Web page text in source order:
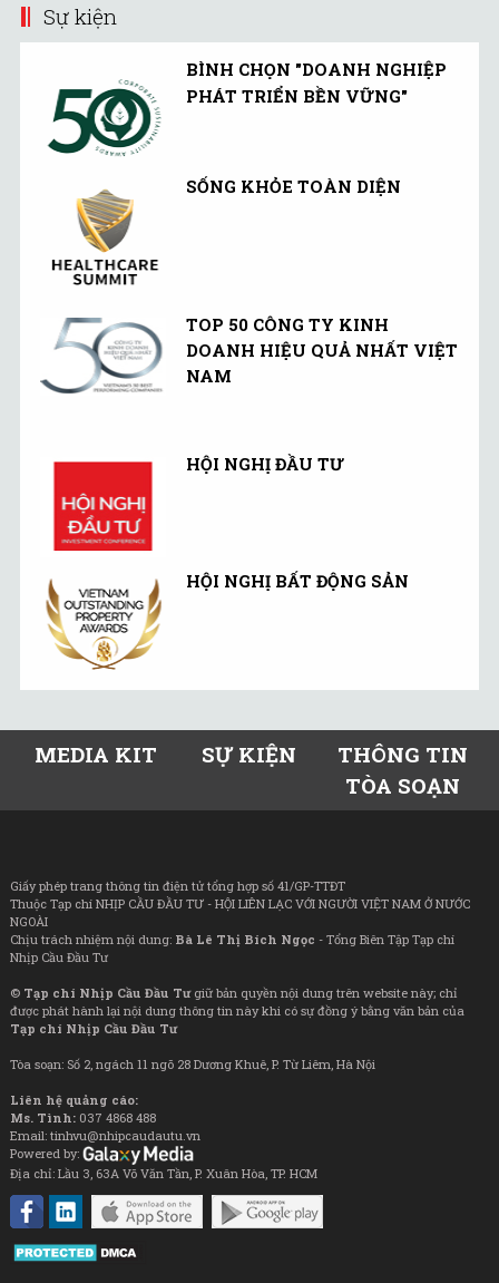
Sự kiện
BÌNH CHỌN "DOANH NGHIỆP
PHÁT TRIỂN BỀN VỮNG"
SỐNG KHỎE TOÀN DIỆN
TOP 50 CÔNG TY KINH
DOANH HIỆU QUẢ NHẤT VIỆT
NAM
HỘI NGHỊ ĐẦU TƯ
HỘI NGHỊ BẤT ĐỘNG SẢN
MEDIA KIT SỰ KIỆN
THÔNG TIN
TÒA SOẠN
Giấy phép trang thông tin điện tử tổng hợp số 41/GP-TTĐT
Thuộc Tạp chí NHỊP CẦU ĐẦU TƯ - HỘI LIÊN LẠC VỚI NGƯỜI VIỆT NAM Ở NƯỚC
NGOÀI
Chịu trách nhiệm nội dung: Bà Lê Thị Bích Ngọc - Tổng Biên Tập Tạp chí
Nhịp Cầu Đầu Tư
© Tạp chí Nhịp Cầu Đầu Tưgiữ bản quyền nội dung trên website này; chỉ
được phát hành lại nội dung thông tin này khi có sự đồng ý bằng văn bản của
Tạp chí Nhịp Cầu Đầu Tư
Tòa soạn: Số 2, ngách 11 ngõ 28 Dương Khuê, P. Từ Liêm, Hà Nội
Liên hệ quảng cáo:
Ms. Tình: 037 4868 488
Email: tinhvu@nhipcaudautu.vn
Powered by:
Địa chỉ: Lầu 3, 63A Võ Văn Tần, P. Xuân Hòa, TP. HCM